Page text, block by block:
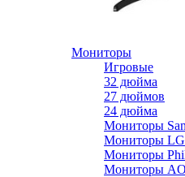
Мониторы
Игровые
32 дюйма
27 дюймов
24 дюйма
Мониторы
Мониторы LG
Мониторы
Мониторы